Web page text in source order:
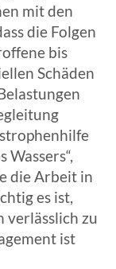
mit den
die Folgen
bis
Schäden
die Arbeit in
es ist,
verlässlich zu
ist